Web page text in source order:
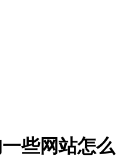
些网站怎么